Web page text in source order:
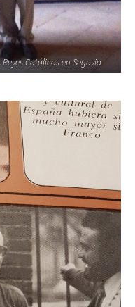
Católicos en Segovia